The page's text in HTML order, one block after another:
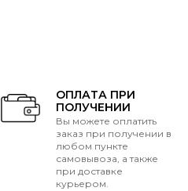
ОПЛАТА ПРИ
ПОЛУЧЕНИИ
Вы можете оплатить
заказ при получении в
любом пункте
самовывоза, а также
при доставке
курьером.